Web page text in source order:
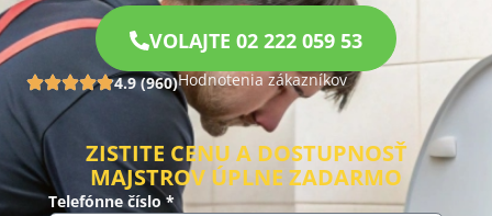
VOLAJTE 02 222 059 53
4.9 (960)Hodnotenia zákazníkov
ZISTITE CENU A DOSTUPNOSŤ
MAJSTROV ÚPLNE ZADARMO
Telefónne číslo *